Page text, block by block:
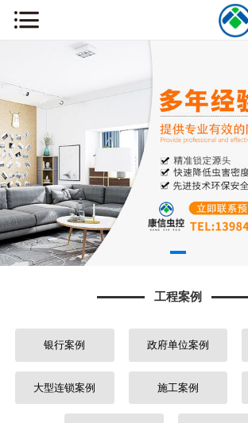
工程案例
银行案例 政府单位案例
大型连锁案例 施工案例
关于我们
新闻动态
工程案例
药械销售
主营业务
联系我们